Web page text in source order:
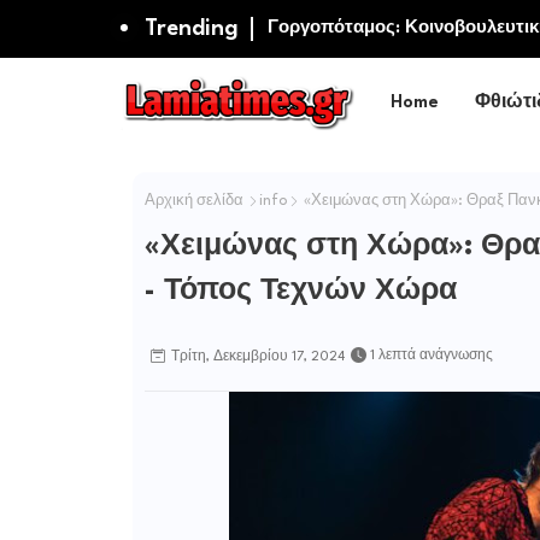
Trending Γοργοπόταμος:
Λουκάς Αποστολίδης:
Home
Αρχική σελίδα info «Χειμώνας στη Χώρα»: Θραξ
«Χειμώνας στη Χώρα»:
- Τόπος Τεχνών Χώρα
Τρίτη, Δεκεμβρίου 17, 2024 1 λεπτά ανάγνωσης